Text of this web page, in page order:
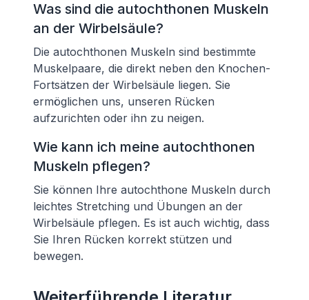
Was sind die autochthonen Muskeln
an der Wirbelsäule?
Die autochthonen Muskeln sind bestimmte
Muskelpaare, die direkt neben den Knochen-
Fortsätzen der Wirbelsäule liegen. Sie
ermöglichen uns, unseren Rücken
aufzurichten oder ihn zu neigen.
Wie kann ich meine autochthonen
Muskeln pflegen?
Sie können Ihre autochthone Muskeln durch
leichtes Stretching und Übungen an der
Wirbelsäule pflegen. Es ist auch wichtig, dass
Sie Ihren Rücken korrekt stützen und
bewegen.